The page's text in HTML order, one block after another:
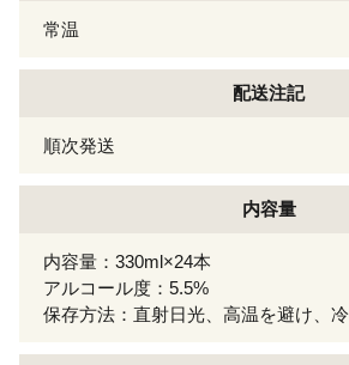
常温
配送注記
順次発送
内容量
内容量：330ml×24本
アルコール度：5.5%
保存方法：直射日光、高温を避け、